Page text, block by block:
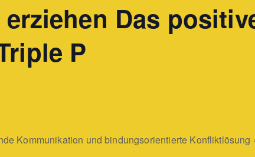
Das
P
Kommunikation und bindungsorientierte Konfliktlösung